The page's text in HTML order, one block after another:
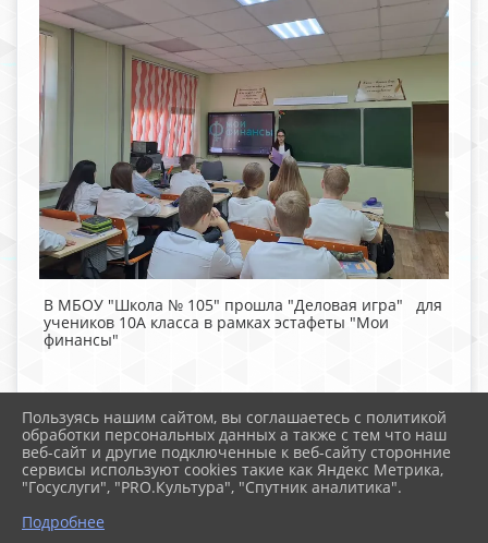
В МБОУ "Школа № 105" прошла "Деловая игра" для
учеников 10А класса в рамках эстафеты "Мои
финансы"
2026 г. school-105.ru
Вход
Карта сайта
Политика обработки персональных данных
Пользуясь нашим сайтом, вы соглашаетесь с политикой
обработки персональных данных а также с тем что наш
веб-сайт и другие подключенные к веб-сайту сторонние
сервисы используют cookies такие как Яндекс Метрика,
"Госуслуги", "PRO.Культура", "Спутник аналитика".
Подробнее